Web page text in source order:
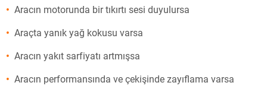
Aracın motorunda bir tıkırtı sesi duyulursa
Araçta yanık yağ kokusu varsa
Aracın yakıt sarfiyatı artmışsa
Aracın performansında ve çekişinde zayıflama varsa